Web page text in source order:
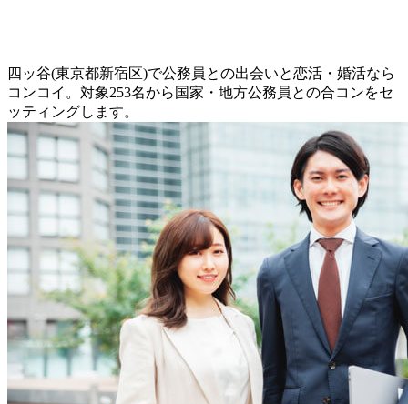
四ッ谷(東京都新宿区)で公務員との出会いと恋活・婚活なら
コンコイ。対象253名から国家・地方公務員との合コンをセ
ッティングします。